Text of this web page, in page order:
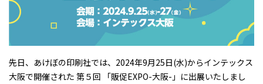
先日、あけぼの印刷社では、2024年9月25日(水)からインテックス
大阪で開催された 第５回 「販促EXPO-大阪-」に出展いたしまし